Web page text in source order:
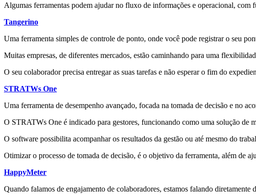
Algumas ferramentas podem ajudar no fluxo de informações e operacional,
Tangerino
Uma ferramenta simples de controle de ponto, onde você pode registrar o seu
Muitas empresas, de diferentes mercados, estão caminhando para uma
O seu colaborador precisa entregar as suas tarefas e não esperar o fim do
STRATWs One
Uma ferramenta de desempenho avançado, focada na tomada de decisão e no
O STRATWs One é indicado para gestores, funcionando como uma solução de
O software possibilita acompanhar os resultados da gestão ou até mesmo do
Otimizar o processo de tomada de decisão, é o objetivo da ferramenta, além de
HappyMeter
Quando falamos de engajamento de colaboradores, estamos falando diretamente